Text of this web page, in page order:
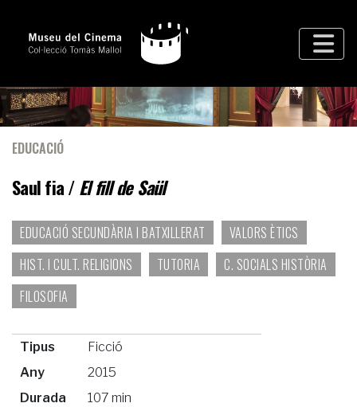
EDUCACIÓ
Saul fia /El fill de Saül
EDUCACIÓ SECUNDÀRIA I BATXILLERAT
VALORS ÈTICS
HIST. I CULT. RELIGIONS
TUTORIA
C. SOCIALS HISTÒRIA
FILOSOFIA
Tipus
Ficció
Any
2015
Durada
107 min